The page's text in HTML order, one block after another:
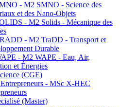
- M2 SMNO - Science des
et des Nano-Objets
- M2 Solids - Mécanique des
- M2 TraDD - Transport et
Durable
- M2 WAPE - Eau, Air,
et Énergies
(CGE)
- MSc X-HEC
(Master)